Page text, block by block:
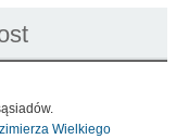
Wielkiego